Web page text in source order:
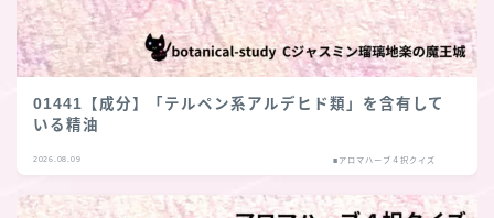
01441【成分】「テルペン系アルデヒド類」を含有して
いる精油
2026.08.09 ■アロマハーブ４択クイズ